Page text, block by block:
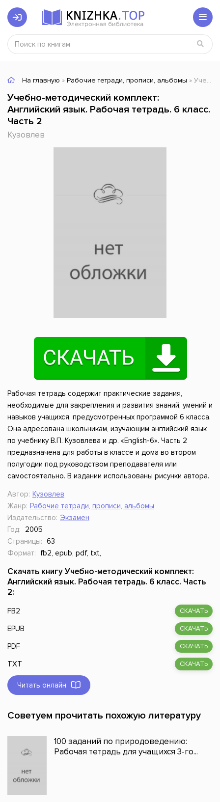
На главную » Рабочие тетради, прописи, альбомы » Учебно-методический комплект: Английский язык. Рабочая тетрадь. 6 класс. Часть 2
Учебно-методический комплект:
Английский язык. Рабочая тетрадь. 6 класс.
Часть 2
Кузовлев
Рабочая тетрадь содержит практические задания,
необходимые для закрепления и развития знаний, умений и
навыков учащихся, предусмотренных программой 6 класса.
Она адресована школьникам, изучающим английский язык
по учебнику В.П. Кузовлева и др. «English-6». Часть 2
предназначена для работы в классе и дома во втором
полугодии под руководством преподавателя или
самостоятельно. В издании использованы рисунки автора.
Автор: Кузовлев
Жанр: Рабочие тетради, прописи, альбомы
Издательство: Экзамен
Год:
2005
Страницы: 63
Формат:
fb2, epub, pdf, txt,
Скачать книгу Учебно-методический комплект:
Английский язык. Рабочая тетрадь. 6 класс. Часть
2:
FB2 СКАЧАТЬ
EPUB СКАЧАТЬ
PDF СКАЧАТЬ
TXT СКАЧАТЬ
Читать онлайн
Советуем прочитать похожую литературу
100 заданий по природоведению:
Рабочая тетрадь для учащихся 3-го...